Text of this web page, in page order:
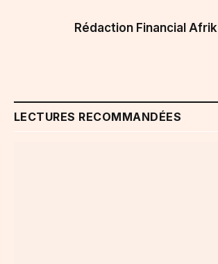
Rédaction Financial Afrik
LECTURES RECOMMANDÉES